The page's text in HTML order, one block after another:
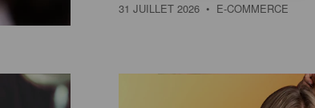
31 JUILLET 2026 • E-COMMERCE